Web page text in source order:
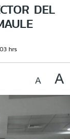
DEL
hrs